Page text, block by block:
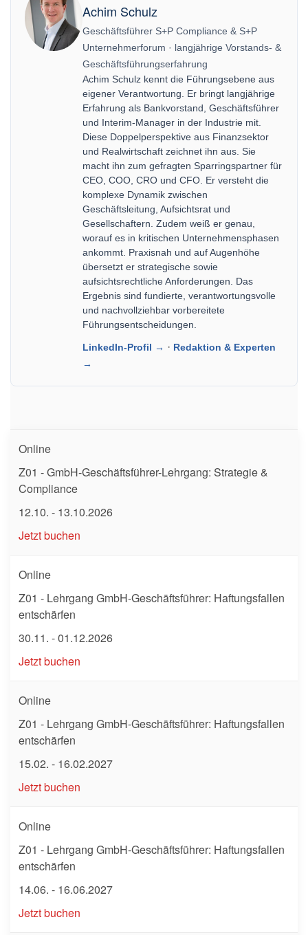
Achim Schulz
Geschäftsführer S+P Compliance & S+P
Unternehmerforum · langjährige Vorstands- &
Geschäftsführungserfahrung
Achim Schulz kennt die Führungsebene aus
eigener Verantwortung. Er bringt langjährige
Erfahrung als Bankvorstand, Geschäftsführer
und Interim-Manager in der Industrie mit.
Diese Doppelperspektive aus Finanzsektor
und Realwirtschaft zeichnet ihn aus. Sie
macht ihn zum gefragten Sparringspartner für
CEO, COO, CRO und CFO. Er versteht die
komplexe Dynamik zwischen
Geschäftsleitung, Aufsichtsrat und
Gesellschaftern. Zudem weiß er genau,
worauf es in kritischen Unternehmensphasen
ankommt. Praxisnah und auf Augenhöhe
übersetzt er strategische sowie
aufsichtsrechtliche Anforderungen. Das
Ergebnis sind fundierte, verantwortungsvolle
und nachvollziehbar vorbereitete
Führungsentscheidungen.
LinkedIn-Profil → · Redaktion & Experten
→
Online
Z01 - GmbH-Geschäftsführer-Lehrgang: Strategie &
Compliance
12.10. - 13.10.2026
Jetzt buchen
Online
Z01 - Lehrgang GmbH-Geschäftsführer: Haftungsfallen
entschärfen
30.11. - 01.12.2026
Jetzt buchen
Online
Z01 - Lehrgang GmbH-Geschäftsführer: Haftungsfallen
entschärfen
15.02. - 16.02.2027
Jetzt buchen
Online
Z01 - Lehrgang GmbH-Geschäftsführer: Haftungsfallen
entschärfen
14.06. - 16.06.2027
Jetzt buchen